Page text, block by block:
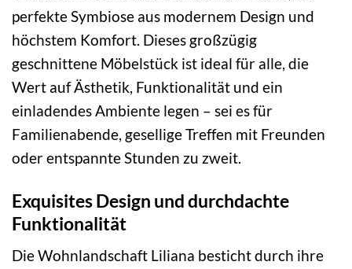
perfekte Symbiose aus modernem Design und
höchstem Komfort. Dieses großzügig
geschnittene Möbelstück ist ideal für alle, die
Wert auf Ästhetik, Funktionalität und ein
einladendes Ambiente legen – sei es für
Familienabende, gesellige Treffen mit Freunden
oder entspannte Stunden zu zweit.
Exquisites Design und durchdachte
Funktionalität
Die Wohnlandschaft Liliana besticht durch ihre